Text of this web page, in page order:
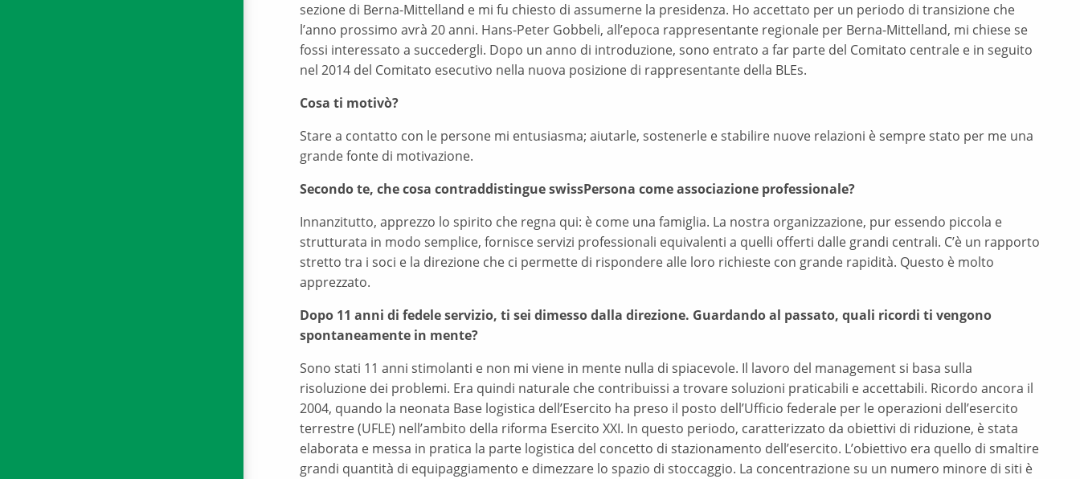
sezione di Berna-Mittelland e mi fu chiesto di assumerne la presidenza. Ho accettato per un periodo di transizione che
l’anno prossimo avrà 20 anni. Hans-Peter Gobbeli, all’epoca rappresentante regionale per Berna-Mittelland, mi chiese se
fossi interessato a succedergli. Dopo un anno di introduzione, sono entrato a far parte del Comitato centrale e in seguito
nel 2014 del Comitato esecutivo nella nuova posizione di rappresentante della BLEs.
Cosa ti motivò?
Stare a contatto con le persone mi entusiasma; aiutarle, sostenerle e stabilire nuove relazioni è sempre stato per me una
grande fonte di motivazione.
Secondo te, che cosa contraddistingue swissPersona come associazione professionale?
Innanzitutto, apprezzo lo spirito che regna qui: è come una famiglia. La nostra organizzazione, pur essendo piccola e
strutturata in modo semplice, fornisce servizi professionali equivalenti a quelli offerti dalle grandi centrali. C’è un rapporto
stretto tra i soci e la direzione che ci permette di rispondere alle loro richieste con grande rapidità. Questo è molto
apprezzato.
Dopo 11 anni di fedele servizio, ti sei dimesso dalla direzione. Guardando al passato, quali ricordi ti vengono
spontaneamente in mente?
Sono stati 11 anni stimolanti e non mi viene in mente nulla di spiacevole. Il lavoro del management si basa sulla
risoluzione dei problemi. Era quindi naturale che contribuissi a trovare soluzioni praticabili e accettabili. Ricordo ancora il
2004, quando la neonata Base logistica dell’Esercito ha preso il posto dell’Ufficio federale per le operazioni dell’esercito
terrestre (UFLE) nell’ambito della riforma Esercito XXI. In questo periodo, caratterizzato da obiettivi di riduzione, è stata
elaborata e messa in pratica la parte logistica del concetto di stazionamento dell’esercito. L’obiettivo era quello di smaltire
grandi quantità di equipaggiamento e dimezzare lo spazio di stoccaggio. La concentrazione su un numero minore di siti è